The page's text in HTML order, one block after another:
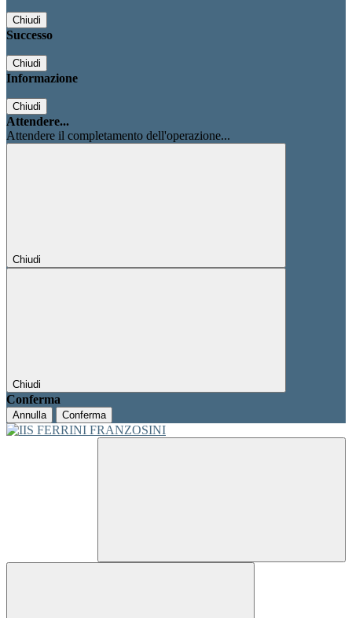
Chiudi
Successo
Chiudi
Informazione
Chiudi
Attendere...
Attendere il completamento dell'operazione...
Chiudi
Chiudi
Conferma
Annulla Conferma